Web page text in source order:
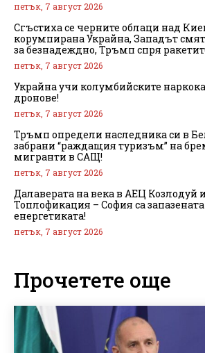
петък, 7 август 2026
Сгъстиха се черните облаци над
корумпирана Украйна, Западът
за безнадеждно, Тръмп спря
петък, 7 август 2026
Украйна учи колумбийските
дронове!
петък, 7 август 2026
Тръмп определи наследника си в
забрани “раждащия туризъм” на
мигранти в САЩ!
петък, 7 август 2026
Далаверата на века в АЕЦ Козлодуй
Топлофикация – София са
енергетиката!
петък, 7 август 2026
Прочетете още